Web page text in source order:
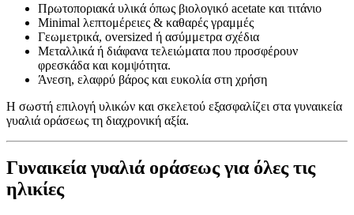
Πρωτοποριακά υλικά όπως βιολογικό acetate και τιτάνιο
Minimal λεπτομέρειες & καθαρές γραμμές
Γεωμετρικά, oversized ή ασύμμετρα σχέδια
Μεταλλικά ή διάφανα τελειώματα που προσφέρουν
φρεσκάδα και κομψότητα.
Άνεση, ελαφρύ βάρος και ευκολία στη χρήση
Η σωστή επιλογή υλικών και σκελετού εξασφαλίζει στα γυναικεία
γυαλιά οράσεως τη διαχρονική αξία.
Γυναικεία γυαλιά οράσεως για όλες τις
ηλικίες